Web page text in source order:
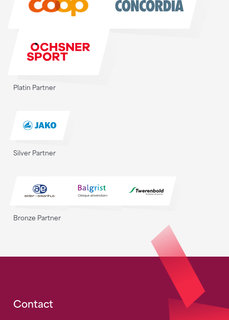
Platin Partner
Silver Partner
Bronze Partner
Fusszeile
Contact